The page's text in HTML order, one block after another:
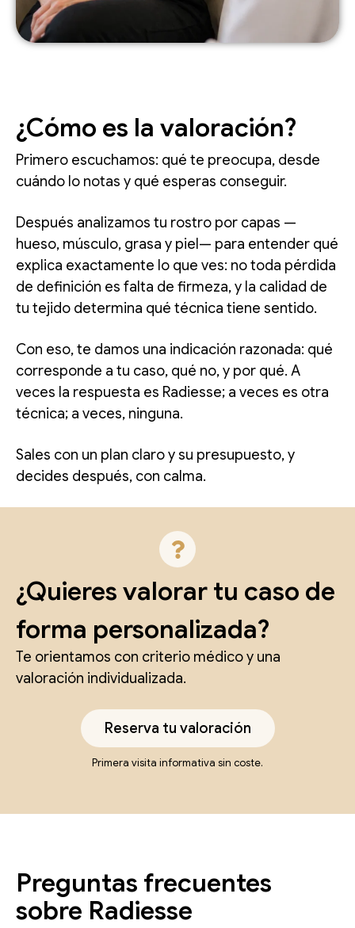
¿Cómo es la valoración?
Primero escuchamos: qué te preocupa, desde
cuándo lo notas y qué esperas conseguir.
Después analizamos tu rostro por capas —
hueso, músculo, grasa y piel— para entender qué
explica exactamente lo que ves: no toda pérdida
de definición es falta de firmeza, y la calidad de
tu tejido determina qué técnica tiene sentido.
Con eso, te damos una indicación razonada: qué
corresponde a tu caso, qué no, y por qué. A
veces la respuesta es Radiesse; a veces es otra
técnica; a veces, ninguna.
Sales con un plan claro y su presupuesto, y
decides después, con calma.
¿Quieres valorar tu caso de
forma personalizada?
Te orientamos con criterio médico y una
valoración individualizada.
Reserva tu valoración
Primera visita informativa sin coste.
Preguntas frecuentes
sobre Radiesse